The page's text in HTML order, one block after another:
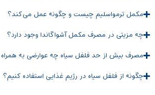
مکمل ترمواسلیم چیست و چگونه عمل می‌کند؟
چه مزیتی در مصرف مکمل آشواگاندا وجود دارد؟
مصرف بیش از حد فلفل سیاه چه عوارضی به همراه
چگونه از فلفل سیاه در رژیم غذایی استفاده کنیم؟